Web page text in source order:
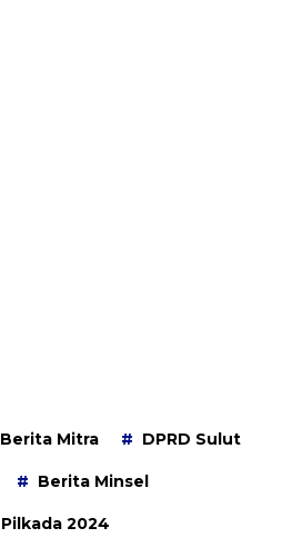
Berita Mitra DPRD Sulut
Berita Minsel
Pilkada 2024